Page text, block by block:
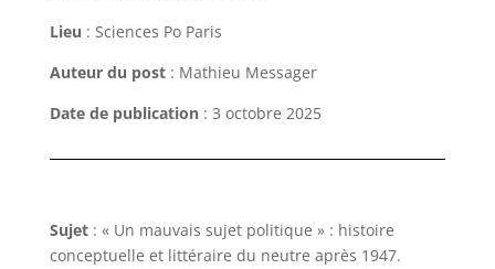
Lieu : Sciences Po Paris
Auteur du post: Mathieu Messager
Date de publication: 3 octobre 2025
Sujet: « Un mauvais sujet politique » : histoire
conceptuelle et littéraire du neutre après 1947.